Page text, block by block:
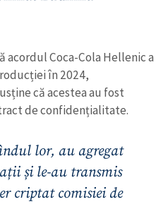
Coca-Cola Hellenic a
în 2024,
că acestea au fost
de confidențialitate.
lor, au agregat
și le-au transmis
criptat comisiei de